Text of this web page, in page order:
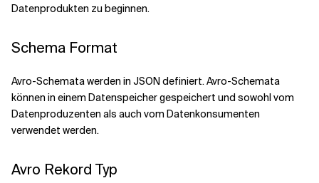
Datenprodukten zu beginnen.
Schema Format
Avro-Schemata werden in JSON definiert. Avro-Schemata
können in einem Datenspeicher gespeichert und sowohl vom
Datenproduzenten als auch vom Datenkonsumenten
verwendet werden.
Avro Rekord Typ